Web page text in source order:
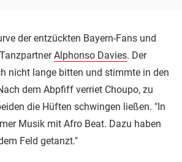
der entzückten Bayern-Fans und
Alphonso Davies. Der
nicht lange bitten und stimmte in den
dem Abpfiff verriet Choupo, zu
die Hüften schwingen ließen. "In
Musik mit Afro Beat. Dazu haben
Feld getanzt."